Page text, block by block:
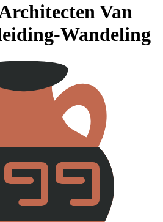
Van
Wandeling